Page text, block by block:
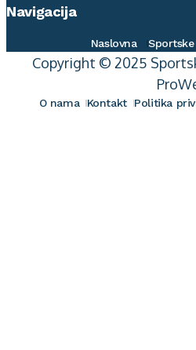
Navigacija
Naslovna Sportske
Copyright © 2025
O nama Kontakt Politika